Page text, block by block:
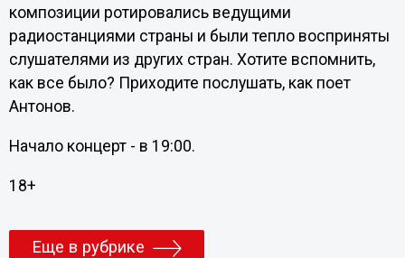
композиции ротировались ведущими
радиостанциями страны и были тепло восприняты
слушателями из других стран. Хотите вспомнить,
как все было? Приходите послушать, как поет
Антонов.
Начало концерт - в 19:00.
18+
Еще в рубрике